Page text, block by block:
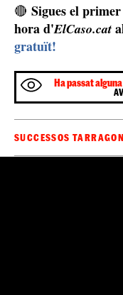
🔴 Sigues el
hora d'ElCaso.cat
gratuït!
Ha passat
SUCCESSOS